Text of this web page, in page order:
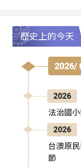
歷史上的今天
2026/
2026
法治國
2026
台澳原
節